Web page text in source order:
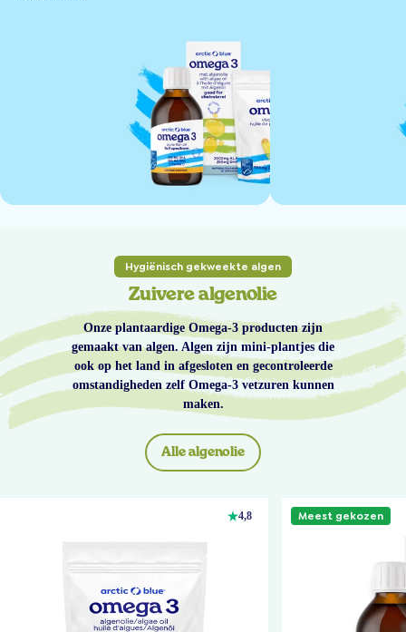
Hygiënisch gekweekte algen
Zuivere algenolie
Onze plantaardige Omega-3 producten zijn
gemaakt van algen. Algen zijn mini-plantjes die
ook op het land in afgesloten en gecontroleerde
omstandigheden zelf Omega-3 vetzuren kunnen
maken.
Alle algenolie
4,8 Meest gekozen